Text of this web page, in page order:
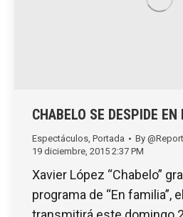
CHABELO SE DESPIDE
Espectáculos, Portada By
19 diciembre, 2015 2:37 PM
Xavier López “Chabelo”
programa de “En familia”,